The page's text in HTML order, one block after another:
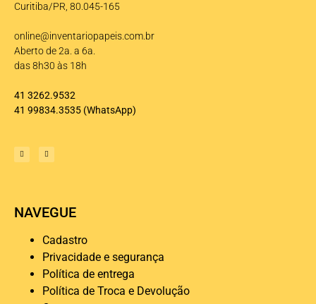
Curitiba/PR, 80.045-165
online@inventariopapeis.com.br
Aberto de 2a. a 6a.
das 8h30 às 18h
41 3262.9532
41 99834.3535 (WhatsApp)
NAVEGUE
Cadastro
Privacidade e segurança
Política de entrega
Política de Troca e Devolução